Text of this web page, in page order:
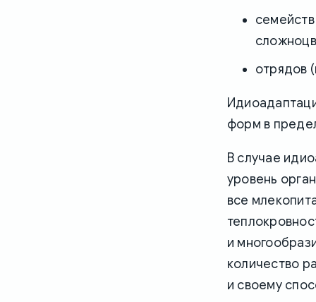
отрядов
форм в
В случае
уровень
все
и
количество
и своему